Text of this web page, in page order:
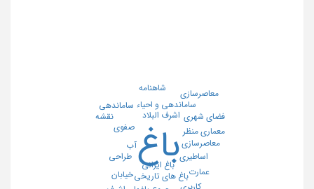
باغ
اشرف البلاد
باغ ایرانی
باغ های تاریخی
ساماندهی و احیاء
صفوی
معاصرسازی
معماری منظر
آب
اساطیری
خیابان
ساماندهی
شاهنامه
طراحی
عمارت
فضای شهری
معاصرسازی
نقشه
کاربری